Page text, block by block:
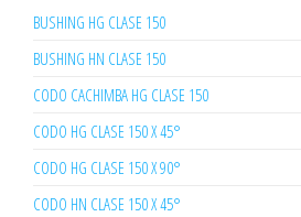
BUSHING HG CLASE 150
BUSHING HN CLASE 150
CODO CACHIMBA HG CLASE 150
CODO HG CLASE 150 X 45°
CODO HG CLASE 150 X 90°
CODO HN CLASE 150 X 45°